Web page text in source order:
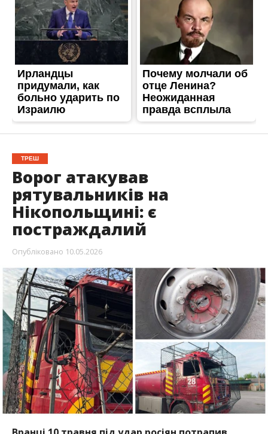
Ворог атакував
рятувальників на
Нікопольщині: є
постраждалий
Опубліковано10.05.2026
Вранці 10 травня під удар росіян потрапив
екіпаж надзвичайників. Поранення отримав
молодий рятувальник. Понівечений пожежний
автомобіль.
Про це повідомили на сторінці ДСНС Україниу
telegram, – передаєІнформатор.
У неділю вранці рятувальники прямували до